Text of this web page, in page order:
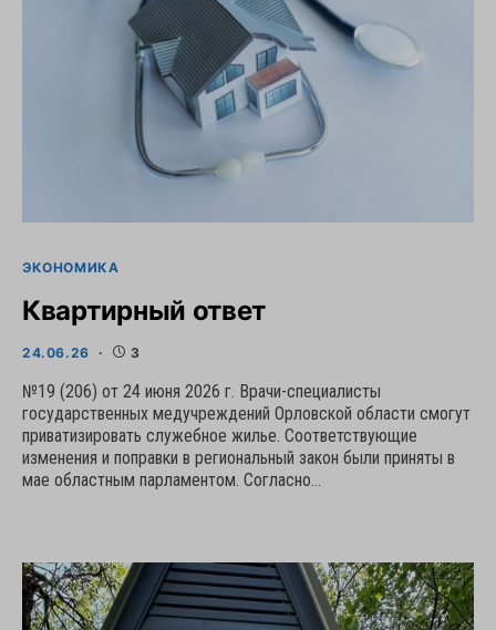
ЭКОНОМИКА
Квартирный ответ
24.06.26 3
№19 (206) от 24 июня 2026 г. Врачи-специалисты
государственных медучреждений Орловской области смогут
приватизировать служебное жилье. Соответствующие
изменения и поправки в региональный закон были приняты в
мае областным парламентом. Согласно…